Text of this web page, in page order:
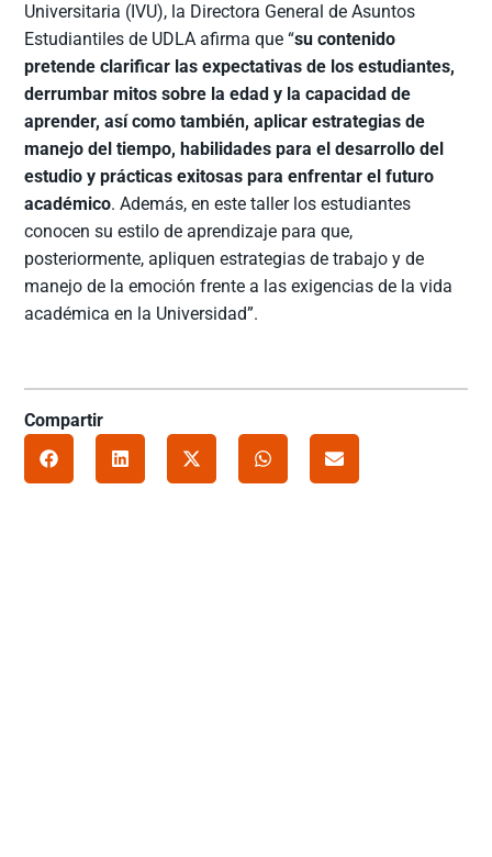
Universitaria (IVU), la Directora General de Asuntos
Estudiantiles de UDLA afirma que “su contenido
pretende clarificar las expectativas de los estudiantes,
derrumbar mitos sobre la edad y la capacidad de
aprender, así como también, aplicar estrategias de
manejo del tiempo, habilidades para el desarrollo del
estudio y prácticas exitosas para enfrentar el futuro
académico. Además, en este taller los estudiantes
conocen su estilo de aprendizaje para que,
posteriormente, apliquen estrategias de trabajo y de
manejo de la emoción frente a las exigencias de la vida
académica en la Universidad”.
Compartir